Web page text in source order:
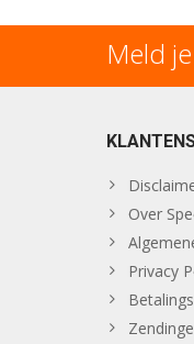
Meld
Over
Privacy